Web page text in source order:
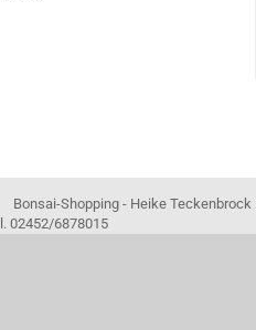
Heike Teckenbrock
02452/6878015